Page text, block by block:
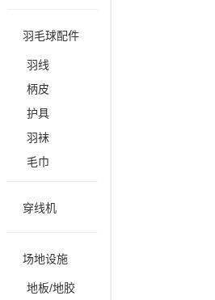
羽毛球配件
羽线
柄皮
护具
羽袜
毛巾
穿线机
场地设施
地板/地胶